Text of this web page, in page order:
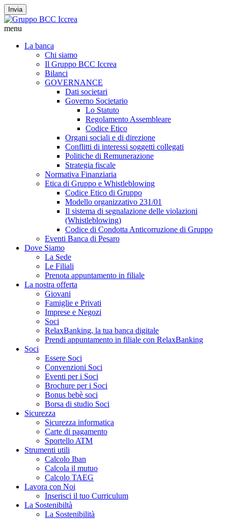
Invia
menu
La banca
Chi siamo
Il Gruppo BCC Iccrea
Bilanci
GOVERNANCE
Dati societari
Governo Societario
Lo Statuto
Regolamento Assembleare
Codice Etico
Organi sociali e di direzione
Conflitti di interessi soggetti collegati
Politiche di Remunerazione
Strategia fiscale
Normativa Finanziaria
Etica di Gruppo e Whistleblowing
Codice Etico di Gruppo
Modello organizzativo 231/01
Il sistema di segnalazione delle violazioni
(Whistleblowing)
Codice di Condotta Anticorruzione di Gruppo
Eventi Banca di Pesaro
Dove Siamo
La Sede
Le Filiali
Prenota appuntamento in filiale
La nostra offerta
Giovani
Famiglie e Privati
Imprese e Negozi
Soci
RelaxBanking, la tua banca digitale
Prendi appuntamento in filiale con RelaxBanking
Soci
Essere Soci
Convenzioni Soci
Eventi per i Soci
Brochure per i Soci
Bonus bebè soci
Borsa di studio Soci
Sicurezza
Sicurezza informatica
Carte di pagamento
Sportello ATM
Strumenti utili
Calcolo Iban
Calcola il mutuo
Calcolo TAEG
Lavora con Noi
Inserisci il tuo Curriculum
La Sostenibiltà
La Sostenibilità